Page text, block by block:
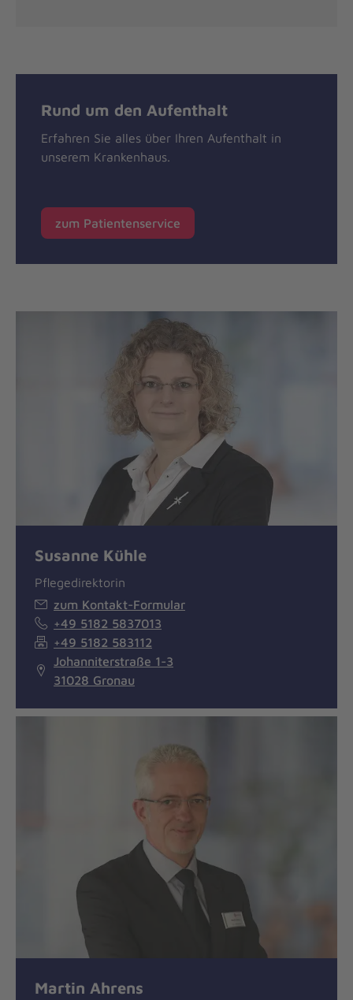
Rund um den Aufenthalt
Erfahren Sie alles über Ihren Aufenthalt in
unserem Krankenhaus.
zum Patientenservice
Susanne Kühle
Pflegedirektorin
zum Kontakt-Formular
+49 5182 5837013
+49 5182 583112
Johanniterstraße 1-3
31028 Gronau
Martin Ahrens